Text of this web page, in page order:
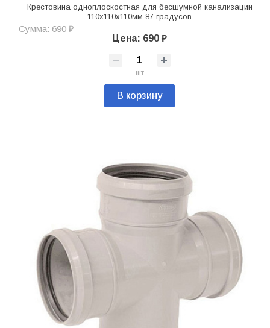
Крестовина одноплоскостная для бесшумной канализации
110х110х110мм 87 градусов
Сумма: 690 ₽
Цена: 690 ₽
шт
В корзину